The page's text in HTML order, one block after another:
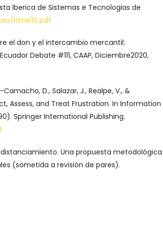
Iberica de Sistemas e Tecnologias de
ristie32.pdf
el don y el intercambio mercantil:
Debate #111, CAAP, Diciembre2020,
D., Salazar, J., Realpe, V., &
Assess, and Treat Frustration. In Information
Springer International Publishing.
Una propuesta metodológica
(sometida a revisión de pares).